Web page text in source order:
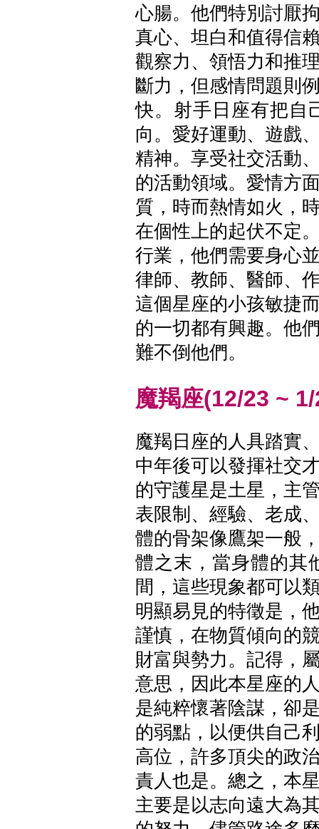
心腸。他們特別討厭
真心、坦白和值得信
觀察力、領悟力和推
斷力，但感情問題則
快。射手日座有把自
向。愛好運動、遊戲
精神。享受社交活動
的活動領域。愛情方
質，時而熱情如火，
在個性上的起伏不定
行業，他們需要身心
律師、教師、醫師、
這個星座的小孩敏捷
的一切都有興趣。他
難不倒他們。
魔羯座(12/23 ~
魔羯日座的人具踏實
中年後可以發揮社交
的守護星是土星，主
表限制、經驗、老成
體的骨架像鷹架一般
體之末，當身體的其
間，這些現象都可以
明顯易見的特徵是，
謹慎，在物質傾向的
財富與勢力。記得，
意思，因此本星座的
是純粹懷著陰謀，卻
的弱點，以便供自己
高位，許多頂尖的政
責人也是。總之，本
主要是以志向遠大為